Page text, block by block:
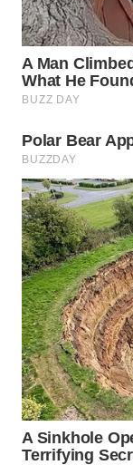
SUBANG
WN
SUKABUMI
PURWAKARTA
WN
PRIANGAN
TIMUR
WN
SEMARANG
WN
SOLO
WN
BOROBUDUR